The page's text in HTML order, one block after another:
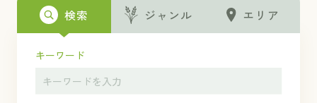
検索 ジャンル エリア
キーワード